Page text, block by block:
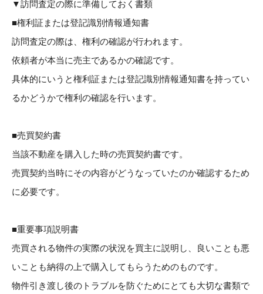
▼訪問査定の際に準備しておく書類
■権利証または登記識別情報通知書
訪問査定の際は、権利の確認が行われます。
依頼者が本当に売主であるかの確認です。
具体的にいうと権利証または登記識別情報通知書を持ってい
るかどうかで権利の確認を行います。
■売買契約書
当該不動産を購入した時の売買契約書です。
売買契約当時にその内容がどうなっていたのか確認するため
に必要です。
■重要事項説明書
売買される物件の実際の状況を買主に説明し、良いことも悪
いことも納得の上で購入してもらうためのものです。
物件引き渡し後のトラブルを防ぐためにとても大切な書類で